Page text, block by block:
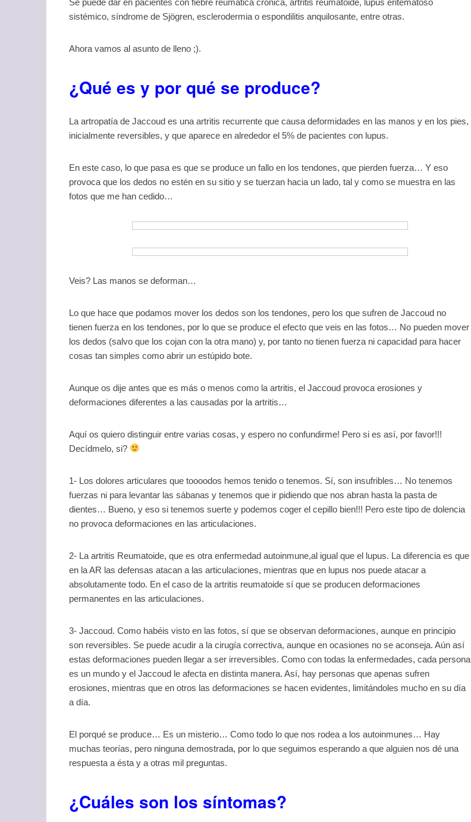
sistémico, síndrome de Sjögren, esclerodermia o espondilitis anquilosante, entre otras.
Ahora vamos al asunto de lleno ;).
¿Qué es y por qué se produce?
La artropatía de Jaccoud es una artritis recurrente que causa deformidades en las manos y en los pies,
inicialmente reversibles, y que aparece en alrededor el 5% de pacientes con lupus.
En este caso, lo que pasa es que se produce un fallo en los tendones, que pierden fuerza… Y eso
provoca que los dedos no estén en su sitio y se tuerzan hacia un lado, tal y como se muestra en las
fotos que me han cedido…
Veis? Las manos se deforman…
Lo que hace que podamos mover los dedos son los tendones, pero los que sufren de Jaccoud no
tienen fuerza en los tendones, por lo que se produce el efecto que veis en las fotos… No pueden mover
los dedos (salvo que los cojan con la otra mano) y, por tanto no tienen fuerza ni capacidad para hacer
cosas tan simples como abrir un estúpido bote.
Aunque os dije antes que es más o menos como la artritis, el Jaccoud provoca erosiones y
deformaciones diferentes a las causadas por la artritis…
Aquí os quiero distinguir entre varias cosas, y espero no confundirme! Pero si es así, por favor!!!
Decídmelo, si?
1- Los dolores articulares que toooodos hemos tenido o tenemos. Sí, son insufribles… No tenemos
fuerzas ni para levantar las sábanas y tenemos que ir pidiendo que nos abran hasta la pasta de
dientes… Bueno, y eso si tenemos suerte y podemos coger el cepillo bien!!! Pero este tipo de dolencia
no provoca deformaciones en las articulaciones.
2- La artritis Reumatoide, que es otra enfermedad autoinmune,al igual que el lupus. La diferencia es que
en la AR las defensas atacan a las articulaciones, mientras que en lupus nos puede atacar a
absolutamente todo. En el caso de la artritis reumatoide sí que se producen deformaciones
permanentes en las articulaciones.
3- Jaccoud. Como habéis visto en las fotos, sí que se observan deformaciones, aunque en principio
son reversibles. Se puede acudir a la cirugía correctiva, aunque en ocasiones no se aconseja. Aún así
estas deformaciones pueden llegar a ser irreversibles. Como con todas la enfermedades, cada persona
es un mundo y el Jaccoud le afecta en distinta manera. Así, hay personas que apenas sufren
erosiones, mientras que en otros las deformaciones se hacen evidentes, limitándoles mucho en su día
a día.
El porqué se produce… Es un misterio… Como todo lo que nos rodea a los autoinmunes… Hay
muchas teorías, pero ninguna demostrada, por lo que seguimos esperando a que alguien nos dé una
respuesta a ésta y a otras mil preguntas.
¿Cuáles son los síntomas?